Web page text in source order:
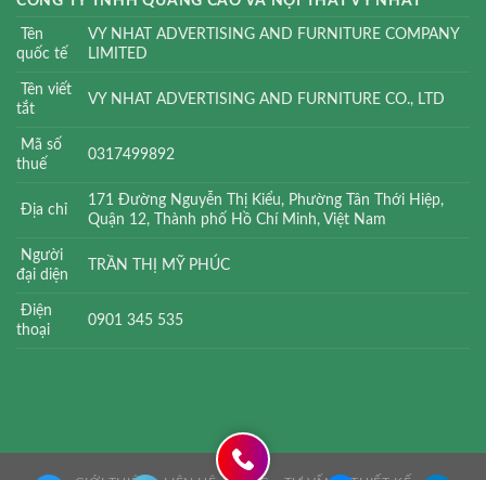
Tên
quốc tế
VY NHAT ADVERTISING AND FURNITURE COMPANY
LIMITED
Tên viết
tắt
VY NHAT ADVERTISING AND FURNITURE CO., LTD
Mã số
thuế
0317499892
Địa chỉ
171 Đường Nguyễn Thị Kiểu, Phường Tân Thới Hiệp,
Quận 12, Thành phố Hồ Chí Minh, Việt Nam
Người
đại diện
TRẦN THỊ MỸ PHÚC
Điện
thoại
0901 345 535